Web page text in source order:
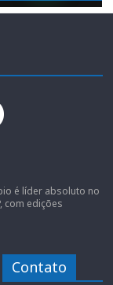
é líder absoluto no
com edições
Contato